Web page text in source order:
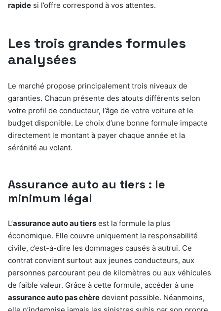
rapide si l’offre correspond à vos attentes.
Les trois grandes formules
analysées
Le marché propose principalement trois niveaux de
garanties. Chacun présente des atouts différents selon
votre profil de conducteur, l’âge de votre voiture et le
budget disponible. Le choix d’une bonne formule impacte
directement le montant à payer chaque année et la
sérénité au volant.
Assurance auto au tiers : le
minimum légal
L’assurance auto au tiers est la formule la plus
économique. Elle couvre uniquement la responsabilité
civile, c’est-à-dire les dommages causés à autrui. Ce
contrat convient surtout aux jeunes conducteurs, aux
personnes parcourant peu de kilomètres ou aux véhicules
de faible valeur. Grâce à cette formule, accéder à une
assurance auto pas chère devient possible. Néanmoins,